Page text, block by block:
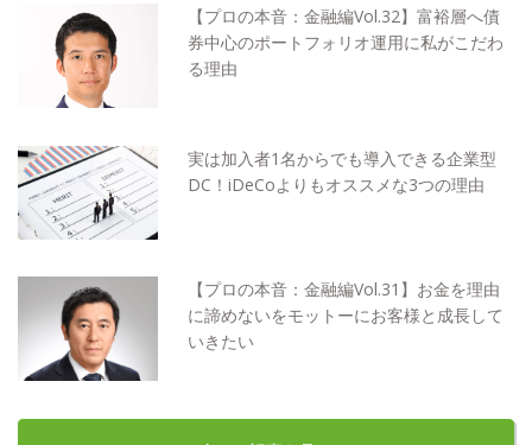
【プロの本音：金融編Vol.32】富裕層へ債
券中心のポートフォリオ運用に私がこだわ
る理由
実は加入者1名からでも導入できる企業型
DC！iDeCoよりもオススメな3つの理由
【プロの本音：金融編Vol.31】お金を理由
に諦めないをモットーにお客様と成長して
いきたい